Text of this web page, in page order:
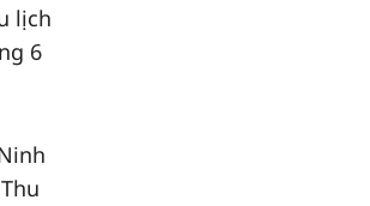
lịch
6